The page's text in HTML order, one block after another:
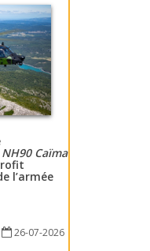
NH90 Caïman
l’armée
26-07-2026